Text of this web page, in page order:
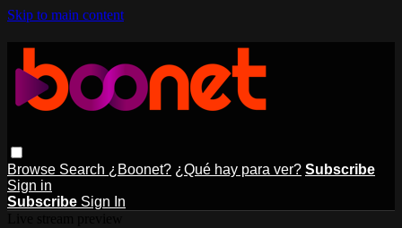
Skip to main content
Browse Search ¿Boonet? ¿Qué hay para ver? Subscribe
Sign in
Subscribe Sign In